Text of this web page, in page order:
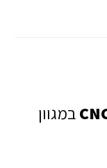
במגוון